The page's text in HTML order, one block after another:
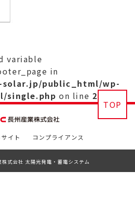
variable
in
solar.jp/public_html/wp-
single.php on line 29
TOP
イト コンプライアンス
式会社 太陽光発電・蓄電システム